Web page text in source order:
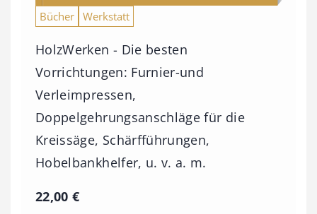
,
0
Bücher Werkstatt
HolzWerken - Die besten
Vorrichtungen: Furnier-und
Verleimpressen,
Doppelgehrungsanschläge für die
Kreissäge, Schärfführungen,
Hobelbankhelfer, u. v. a. m.
22,00€